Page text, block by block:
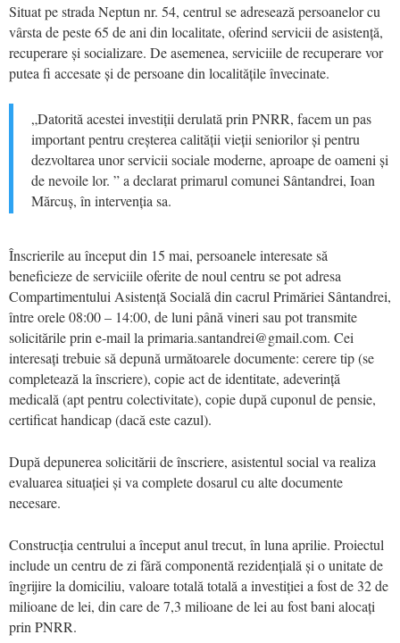
Situat pe strada Neptun nr. 54, centrul se adresează persoanelor cu
vârsta de peste 65 de ani din localitate, oferind servicii de asistență,
recuperare și socializare. De asemenea, serviciile de recuperare vor
putea fi accesate și de persoane din localitățile învecinate.
„Datorită acestei investiții derulată prin PNRR, facem un pas
important pentru creșterea calității vieții seniorilor și pentru
dezvoltarea unor servicii sociale moderne, aproape de oameni și
de nevoile lor. ” a declarat primarul comunei Sântandrei, Ioan
Mărcuș, în intervenția sa.
Înscrierile au început din 15 mai, persoanele interesate să
beneficieze de serviciile oferite de noul centru se pot adresa
Compartimentului Asistență Socială din cacrul Primăriei Sântandrei,
între orele 08:00 – 14:00, de luni până vineri sau pot transmite
solicitările prin e-mail la primaria.santandrei@gmail.com. Cei
interesați trebuie să depună următoarele documente: cerere tip (se
completează la înscriere), copie act de identitate, adeverință
medicală (apt pentru colectivitate), copie după cuponul de pensie,
certificat handicap (dacă este cazul).
După depunerea solicitării de înscriere, asistentul social va realiza
evaluarea situației și va complete dosarul cu alte documente
necesare.
Construcția centrului a început anul trecut, în luna aprilie. Proiectul
include un centru de zi fără componentă rezidențială și o unitate de
îngrijire la domiciliu, valoare totală totală a investiției a fost de 32 de
milioane de lei, din care de 7,3 milioane de lei au fost bani alocați
prin PNRR.